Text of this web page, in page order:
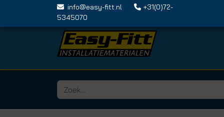
info@easy-fitt.nl
+31(0)72-
5345070